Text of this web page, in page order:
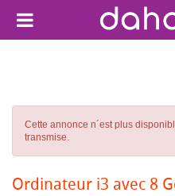
Cette annonce n´est plus
transmise.
Ordinateur i3 avec 8